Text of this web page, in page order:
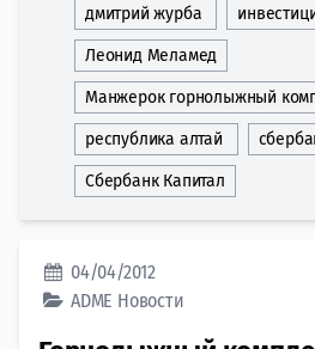
дмитрий журба
Леонид Меламед
Манжерок горнолыжный
республика алтай
Сбербанк Капитал
04/04/2012
ADME Новости